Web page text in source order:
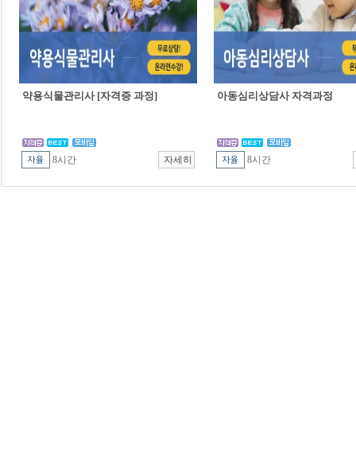
약용식물관리사 [자격증 과정]
8시간
아동심리상담사 자격과정
8시간